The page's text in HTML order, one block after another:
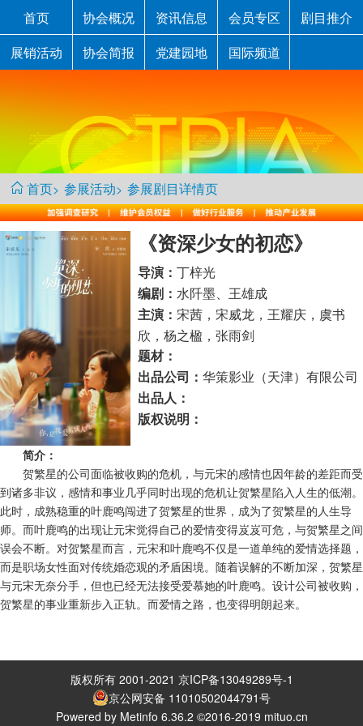
首页 协会概况 资讯信息 会员专区
剧目推介
展销活动
协会简报 党建园地 国际频道
首页> 参展活动> 参展剧目详情页
《资深少女的初恋》
导演： 丁梓光
编剧： 水阡墨、王雄成
主演： 宋茜，宋威龙，王耀庆，虞书
欣，杨之楹，张雨剑
题材：
出品公司： 华策影业（天津）有限公司
出品人：
版权说明：
简介：
贺繁星的公司面临被收购的危机，与元宋的感情也因年龄的差距而受
到诸多非议，感情和事业几乎同时出现的危机让贺繁星陷入人生的低潮。
此时，成熟稳重的叶鹿鸣闯进了贺繁星的世界，成为了贺繁星的人生导
师。而叶鹿鸣的出现让元宋觉得自己的爱情变得岌岌可危，与贺繁星之间
误会不断。对贺繁星而言，元宋和叶鹿鸣不仅是一道单纯的爱情选择题，
而是职场女性面对传统婚恋观的矛盾困境。随着误解的不断加深，贺繁星
与元宋无奈分手，但也已经无法接受爱慕她的叶鹿鸣。设计公司被收购，
贺繁星的事业重新步入正轨。而爱情之路，也变得明朗起来。
版权所有 2001-2021 京ICP备13049289号-1
京公网安备 11010502044791号
Powered by Metinfo 6.36.2 ©2016-2019 mituo.cn